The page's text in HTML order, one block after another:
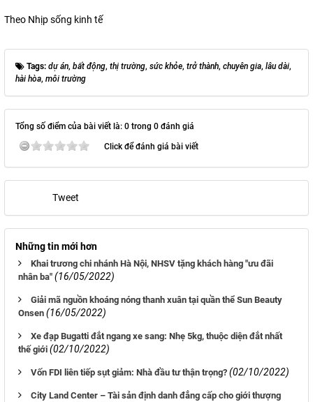
Theo Nhịp sống kinh tế
Tags: dự án, bất động, thị trường, sức khỏe, trở thành, chuyên gia, lâu dài,
hài hòa, môi trường
Tổng số điểm của bài viết là: 0 trong 0 đánh giá
Click để đánh giá bài viết
Tweet
Những tin mới hơn
Khai trương chi nhánh Hà Nội, NHSV tặng khách hàng "ưu đãi
nhân ba" (16/05/2022)
Giải mã nguồn khoáng nóng thanh xuân tại quần thể Sun Beauty
Onsen (16/05/2022)
Xe đạp Bugatti đắt ngang xe sang: Nhẹ 5kg, thuộc diện đắt nhất
thế giới (02/10/2022)
Vốn FDI liên tiếp sụt giảm: Nhà đầu tư thận trọng? (02/10/2022)
City Land Center – Tài sản định danh đẳng cấp cho giới thượng